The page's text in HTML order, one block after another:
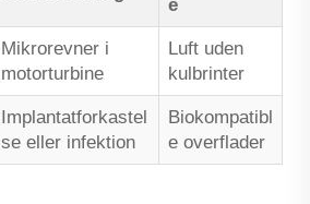
e
Mikrorevner i
motorturbine
Luft uden
kulbrinter
Implantatforkastel
se eller infektion
Biokompatibl
e overflader